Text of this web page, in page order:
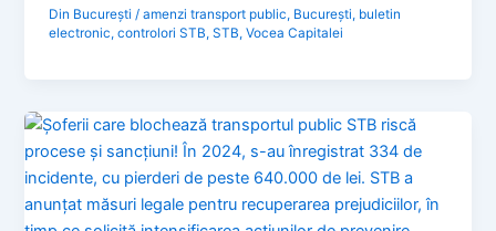
Din București /amenzi transport public, București, buletin
electronic,controlori STB,STB,Vocea Capitalei